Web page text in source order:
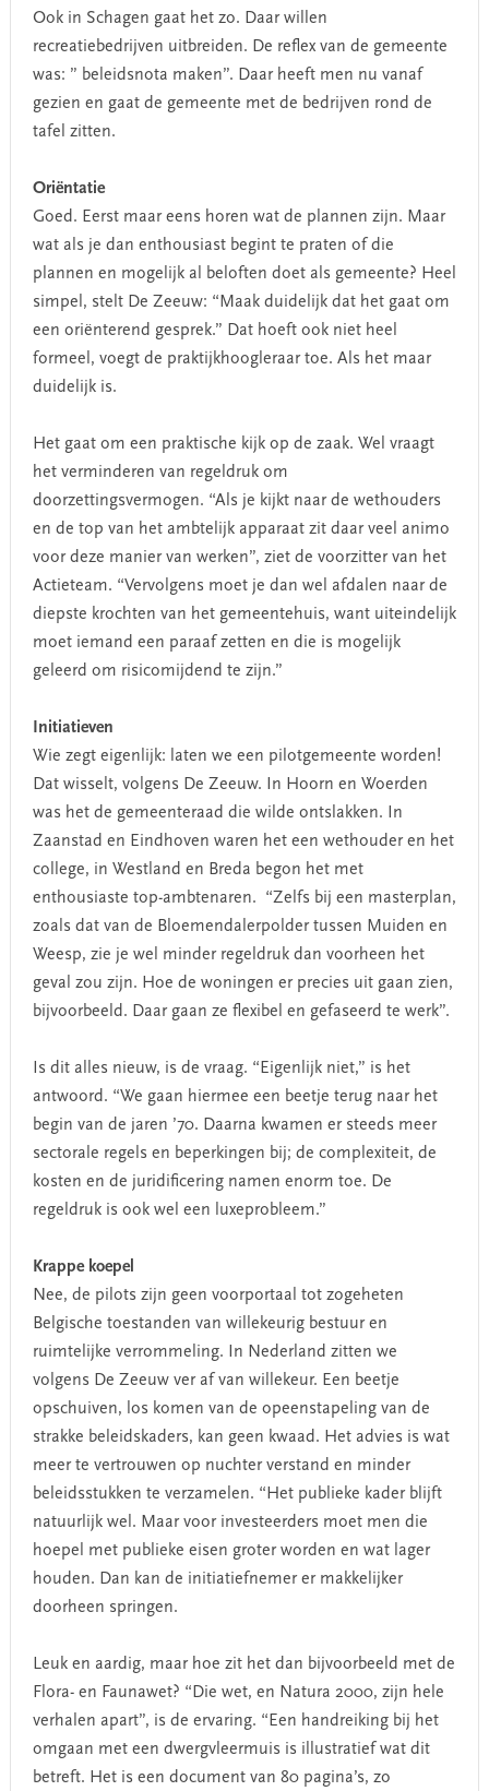
Ook in Schagen gaat het zo. Daar willen
recreatiebedrijven uitbreiden. De reflex van de gemeente
was: ” beleidsnota maken”. Daar heeft men nu vanaf
gezien en gaat de gemeente met de bedrijven rond de
tafel zitten.
Oriëntatie
Goed. Eerst maar eens horen wat de plannen zijn. Maar
wat als je dan enthousiast begint te praten of die
plannen en mogelijk al beloften doet als gemeente? Heel
simpel, stelt De Zeeuw: “Maak duidelijk dat het gaat om
een oriënterend gesprek.” Dat hoeft ook niet heel
formeel, voegt de praktijkhoogleraar toe. Als het maar
duidelijk is.
Het gaat om een praktische kijk op de zaak. Wel vraagt
het verminderen van regeldruk om
doorzettingsvermogen. “Als je kijkt naar de wethouders
en de top van het ambtelijk apparaat zit daar veel animo
voor deze manier van werken”, ziet de voorzitter van het
Actieteam. “Vervolgens moet je dan wel afdalen naar de
diepste krochten van het gemeentehuis, want uiteindelijk
moet iemand een paraaf zetten en die is mogelijk
geleerd om risicomijdend te zijn.”
Initiatieven
Wie zegt eigenlijk: laten we een pilotgemeente worden!
Dat wisselt, volgens De Zeeuw. In Hoorn en Woerden
was het de gemeenteraad die wilde ontslakken. In
Zaanstad en Eindhoven waren het een wethouder en het
college, in Westland en Breda begon het met
enthousiaste top-ambtenaren. “Zelfs bij een masterplan,
zoals dat van de Bloemendalerpolder tussen Muiden en
Weesp, zie je wel minder regeldruk dan voorheen het
geval zou zijn. Hoe de woningen er precies uit gaan zien,
bijvoorbeeld. Daar gaan ze flexibel en gefaseerd te werk”.
Is dit alles nieuw, is de vraag. “Eigenlijk niet,” is het
antwoord. “We gaan hiermee een beetje terug naar het
begin van de jaren ’70. Daarna kwamen er steeds meer
sectorale regels en beperkingen bij; de complexiteit, de
kosten en de juridificering namen enorm toe. De
regeldruk is ook wel een luxeprobleem.”
Krappe koepel
Nee, de pilots zijn geen voorportaal tot zogeheten
Belgische toestanden van willekeurig bestuur en
ruimtelijke verrommeling. In Nederland zitten we
volgens De Zeeuw ver af van willekeur. Een beetje
opschuiven, los komen van de opeenstapeling van de
strakke beleidskaders, kan geen kwaad. Het advies is wat
meer te vertrouwen op nuchter verstand en minder
beleidsstukken te verzamelen. “Het publieke kader blijft
natuurlijk wel. Maar voor investeerders moet men die
hoepel met publieke eisen groter worden en wat lager
houden. Dan kan de initiatiefnemer er makkelijker
doorheen springen.
Leuk en aardig, maar hoe zit het dan bijvoorbeeld met de
Flora- en Faunawet? “Die wet, en Natura 2000, zijn hele
verhalen apart”, is de ervaring. “Een handreiking bij het
omgaan met een dwergvleermuis is illustratief wat dit
betreft. Het is een document van 80 pagina’s, zo